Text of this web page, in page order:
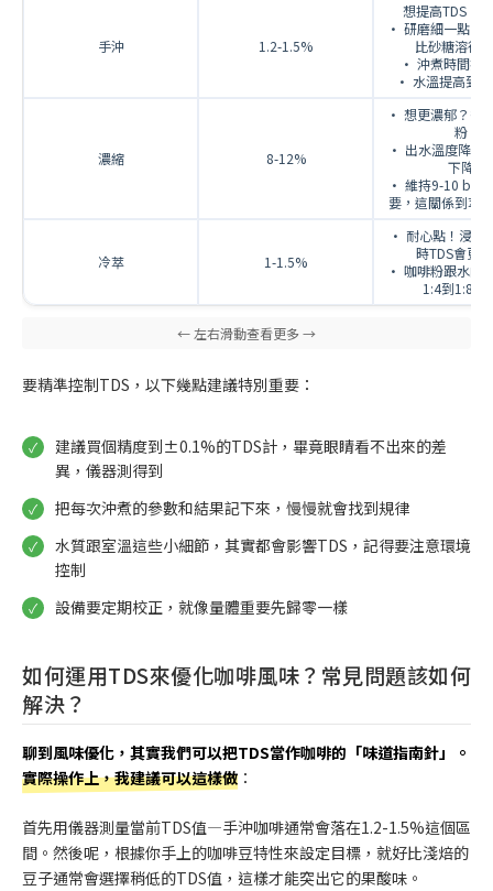
手沖 1.2-1.5%
想提高TDS，
• 研磨細一點（
比砂糖溶得
• 沖煮時間拉
• 水溫提高到
濃縮 8-12%
• 想更濃郁？多
粉
• 出水溫度降低
下降
• 維持9-10 bar
要，這關係到萃
冷萃 1-1.5%
• 耐心點！浸泡
時TDS會更
• 咖啡粉跟水的
1:4到1:8之
要精準控制TDS，以下幾點建議特別重要：
建議買個精度到±0.1%的TDS計，畢竟眼睛看不出來的差
異，儀器測得到
把每次沖煮的參數和結果記下來，慢慢就會找到規律
水質跟室溫這些小細節，其實都會影響TDS，記得要注意環境
控制
設備要定期校正，就像量體重要先歸零一樣
如何運用TDS來優化咖啡風味？常見問題該如何
解決？
聊到風味優化，其實我們可以把TDS當作咖啡的「味道指南針」。
實際操作上，我建議可以這樣做 ：
首先用儀器測量當前TDS值—手沖咖啡通常會落在1.2-1.5%這個區
間。然後呢，根據你手上的咖啡豆特性來設定目標，就好比淺焙的
豆子通常會選擇稍低的TDS值，這樣才能突出它的果酸味。